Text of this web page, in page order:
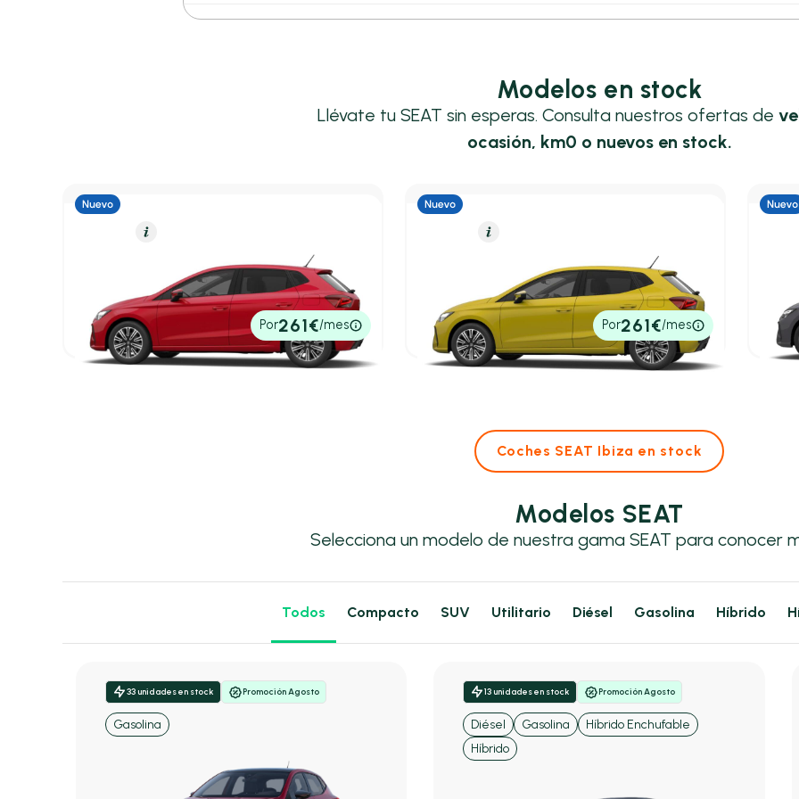
Modelos en stock
Llévate tu SEAT sin esperas. Consulta nuestros ofertas de
ocasión, km0 o nuevos en stock.
1.0 MPI 59kW (80CV) Start&Stop Style+
5,20 l/100 Km80cvManual
21.670€
P.V.P. contado
Por261€/mes
1.0 TSI 70KW STYLE+ S/S 5P
5,00 l/100 Km95cvManual
21.601€
P.V.P. contado
Por261€/mes
1.0
5,00
P.V.P.
Coches SEAT Ibiza en stock
Modelos SEAT
Selecciona un modelo de nuestra gama SEAT para conocer
Todos Compacto SUV Utilitario Diésel Gasolina Híbrido
33 unidades en stock Promoción Agosto
Gasolina
13 unidades en stock Promoción Agosto
Diésel Gasolina
Híbrido Enchufable
Híbrido